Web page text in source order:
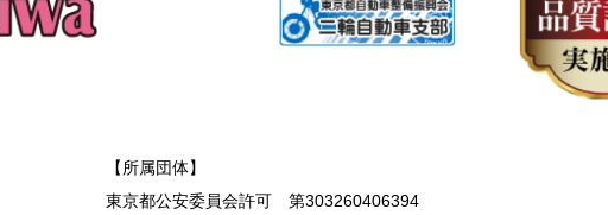
【所属団体】
東京都公安委員会許可 第303260406394